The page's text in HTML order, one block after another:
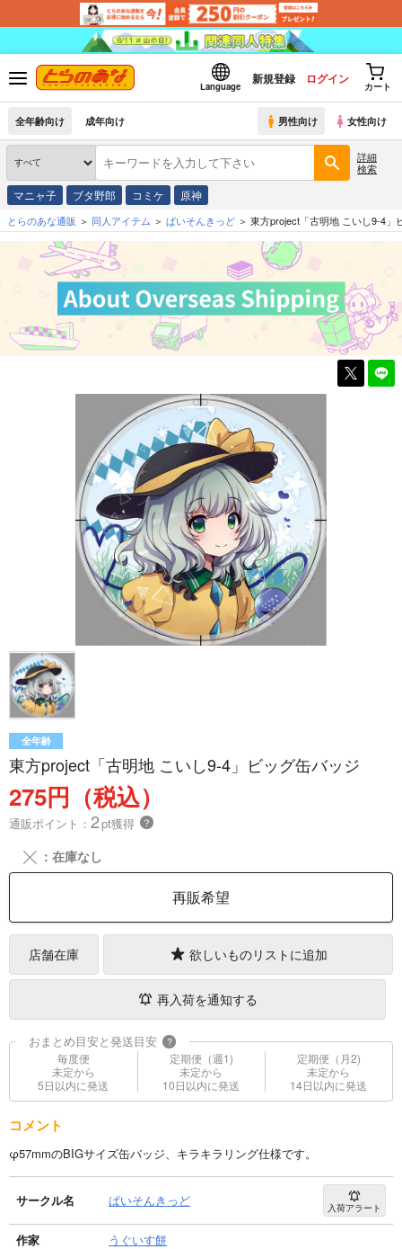
Language
新規登録 ログイン
カート
全年齢向け 成年向け 男性向け 女性向け
詳細
検索
マニャ子 ブタ野郎 コミケ 原神
とらのあな通販 同人アイテム ぱいそんきっど 東方project「古明地 こいし9-4」
全年齢
東方project「古明地 こいし9-4」ビッグ缶バッジ
275円（税込）
通販ポイント： 2pt獲得 ？
╳ ：在庫なし
再販希望
店舗在庫 欲しいものリストに追加
再入荷を通知する
おまとめ目安と発送目安 ?
毎度便
未定から
5日以内に発送
定期便（週1)
未定から
10日以内に発送
定期便（月2)
未定から
14日以内に発送
コメント
φ57mmのBIGサイズ缶バッジ、キラキラリング仕様です。
サークル名 ぱいそんきっど 入荷アラート
作家
うぐいす餅